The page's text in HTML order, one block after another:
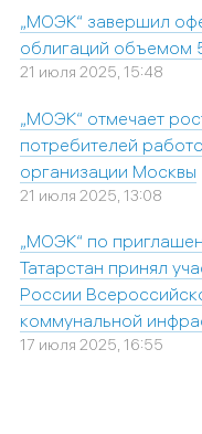
„МОЭК“ завершил
облигаций объемом
21 июля 2025, 15:48
„МОЭК“ отмечает
потребителей
организации Москвы
21 июля 2025, 13:08
„МОЭК“ по
Татарстан принял
России
коммунальной
17 июля 2025, 16:55